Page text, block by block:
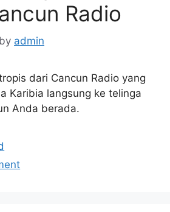
Radio
by admin
dari Cancun Radio yang
Karibia langsung ke telinga
Anda berada.